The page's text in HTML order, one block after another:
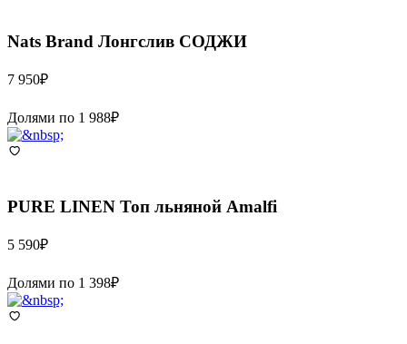
Nats Brand Лонгслив СОДЖИ
7 950₽
Долями по 1 988₽
PURE LINEN Топ льняной Amalfi
5 590₽
Долями по 1 398₽